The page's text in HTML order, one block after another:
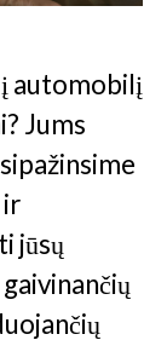
automobilį
Jums
ir
jūsų